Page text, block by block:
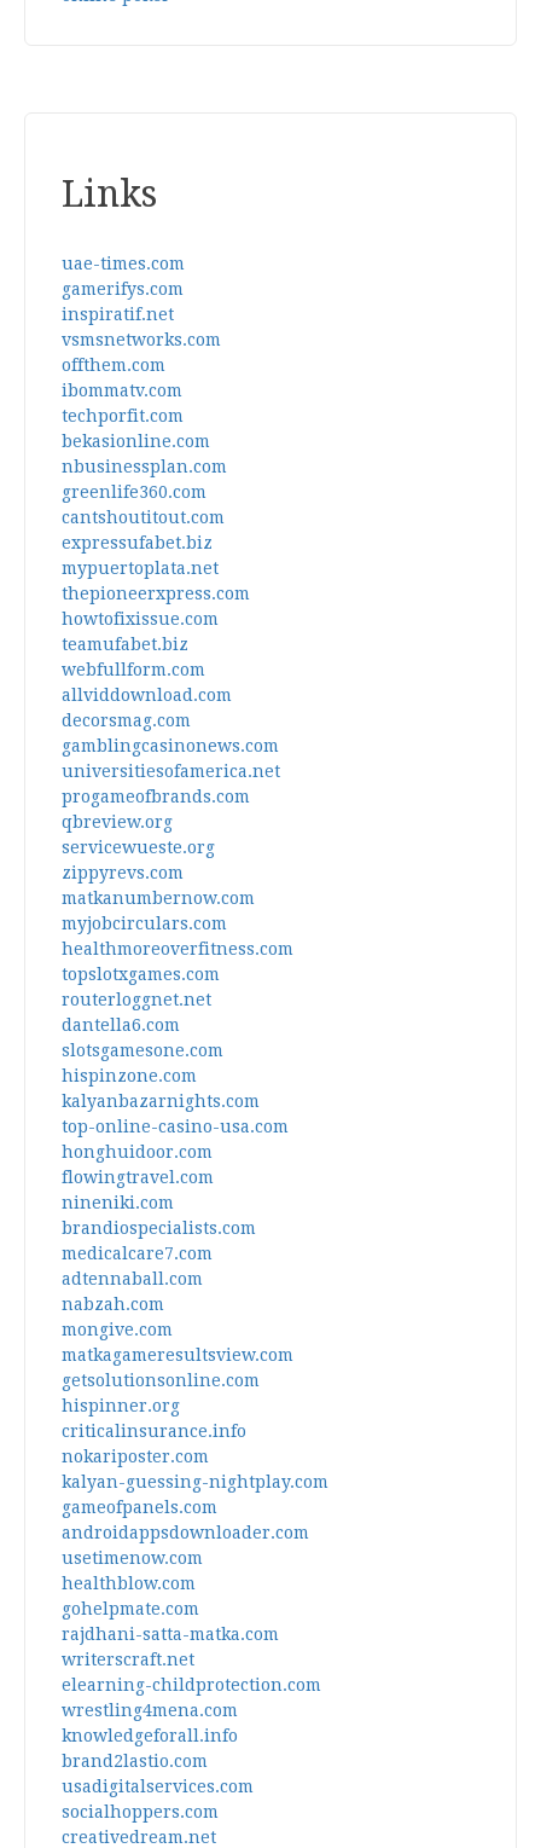
Links
uae-times.com
gamerifys.com
inspiratif.net
vsmsnetworks.com
offthem.com
ibommatv.com
techporfit.com
bekasionline.com
nbusinessplan.com
greenlife360.com
cantshoutitout.com
expressufabet.biz
mypuertoplata.net
thepioneerxpress.com
howtofixissue.com
teamufabet.biz
webfullform.com
allviddownload.com
decorsmag.com
gamblingcasinonews.com
universitiesofamerica.net
progameofbrands.com
qbreview.org
servicewueste.org
zippyrevs.com
matkanumbernow.com
myjobcirculars.com
healthmoreoverfitness.com
topslotxgames.com
routerloggnet.net
dantella6.com
slotsgamesone.com
hispinzone.com
kalyanbazarnights.com
top-online-casino-usa.com
honghuidoor.com
flowingtravel.com
nineniki.com
brandiospecialists.com
medicalcare7.com
adtennaball.com
nabzah.com
mongive.com
matkagameresultsview.com
getsolutionsonline.com
hispinner.org
criticalinsurance.info
nokariposter.com
kalyan-guessing-nightplay.com
gameofpanels.com
androidappsdownloader.com
usetimenow.com
healthblow.com
gohelpmate.com
rajdhani-satta-matka.com
writerscraft.net
elearning-childprotection.com
wrestling4mena.com
knowledgeforall.info
brand2lastio.com
usadigitalservices.com
socialhoppers.com
creativedream.net